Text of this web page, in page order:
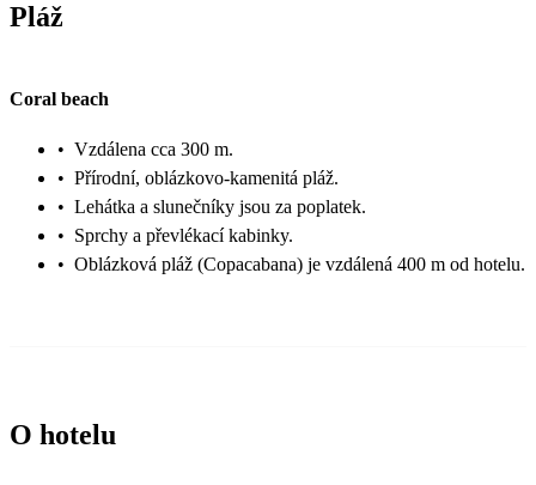
Pláž
Coral beach
• Vzdálena cca 300 m.
• Přírodní, oblázkovo-kamenitá pláž.
• Lehátka a slunečníky jsou za poplatek.
• Sprchy a převlékací kabinky.
• Oblázková pláž (Copacabana) je vzdálená 400 m od hotelu.
O hotelu